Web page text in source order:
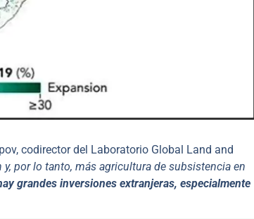
codirector del Laboratorio Global Land and
por lo tanto, más agricultura de subsistencia en
grandes inversiones extranjeras, especialmente